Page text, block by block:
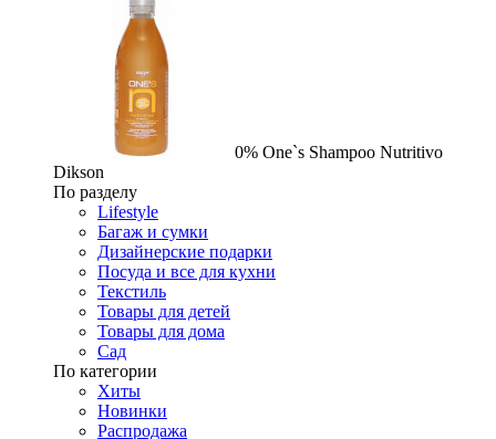
0% One`s Shampoo Nutritivo
Dikson
По разделу
Lifestyle
Багаж и сумки
Дизайнерские подарки
Посуда и все для кухни
Текстиль
Товары для детей
Товары для дома
Сад
По категории
Хиты
Новинки
Распродажа